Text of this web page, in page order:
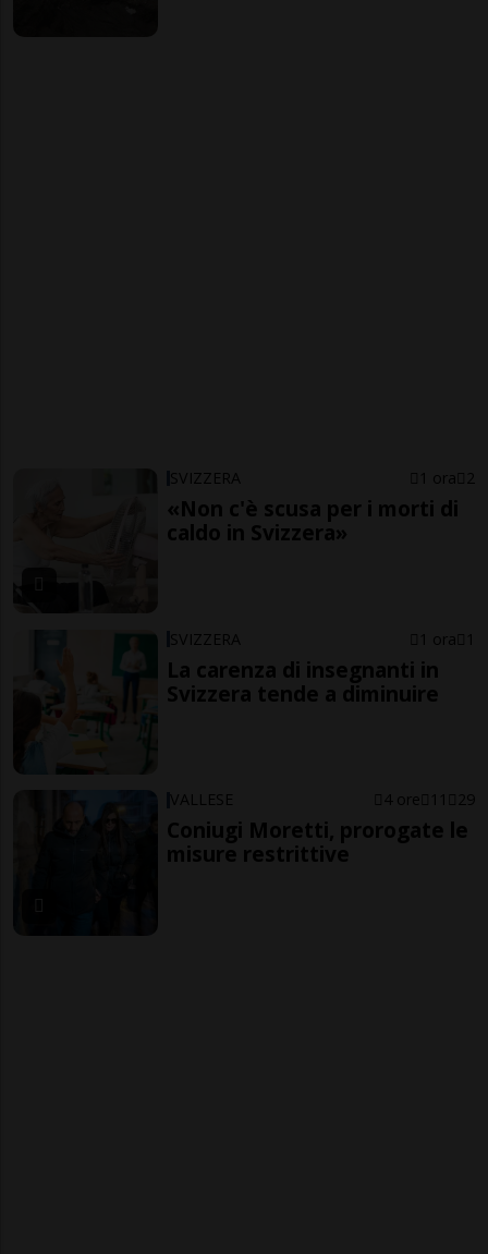
SVIZZERA 1 ora 2
«Non c'è scusa per i morti di
caldo in Svizzera»
SVIZZERA 1 ora 1
La carenza di insegnanti in
Svizzera tende a diminuire
VALLESE 4 ore 11 29
Coniugi Moretti, prorogate le
misure restrittive